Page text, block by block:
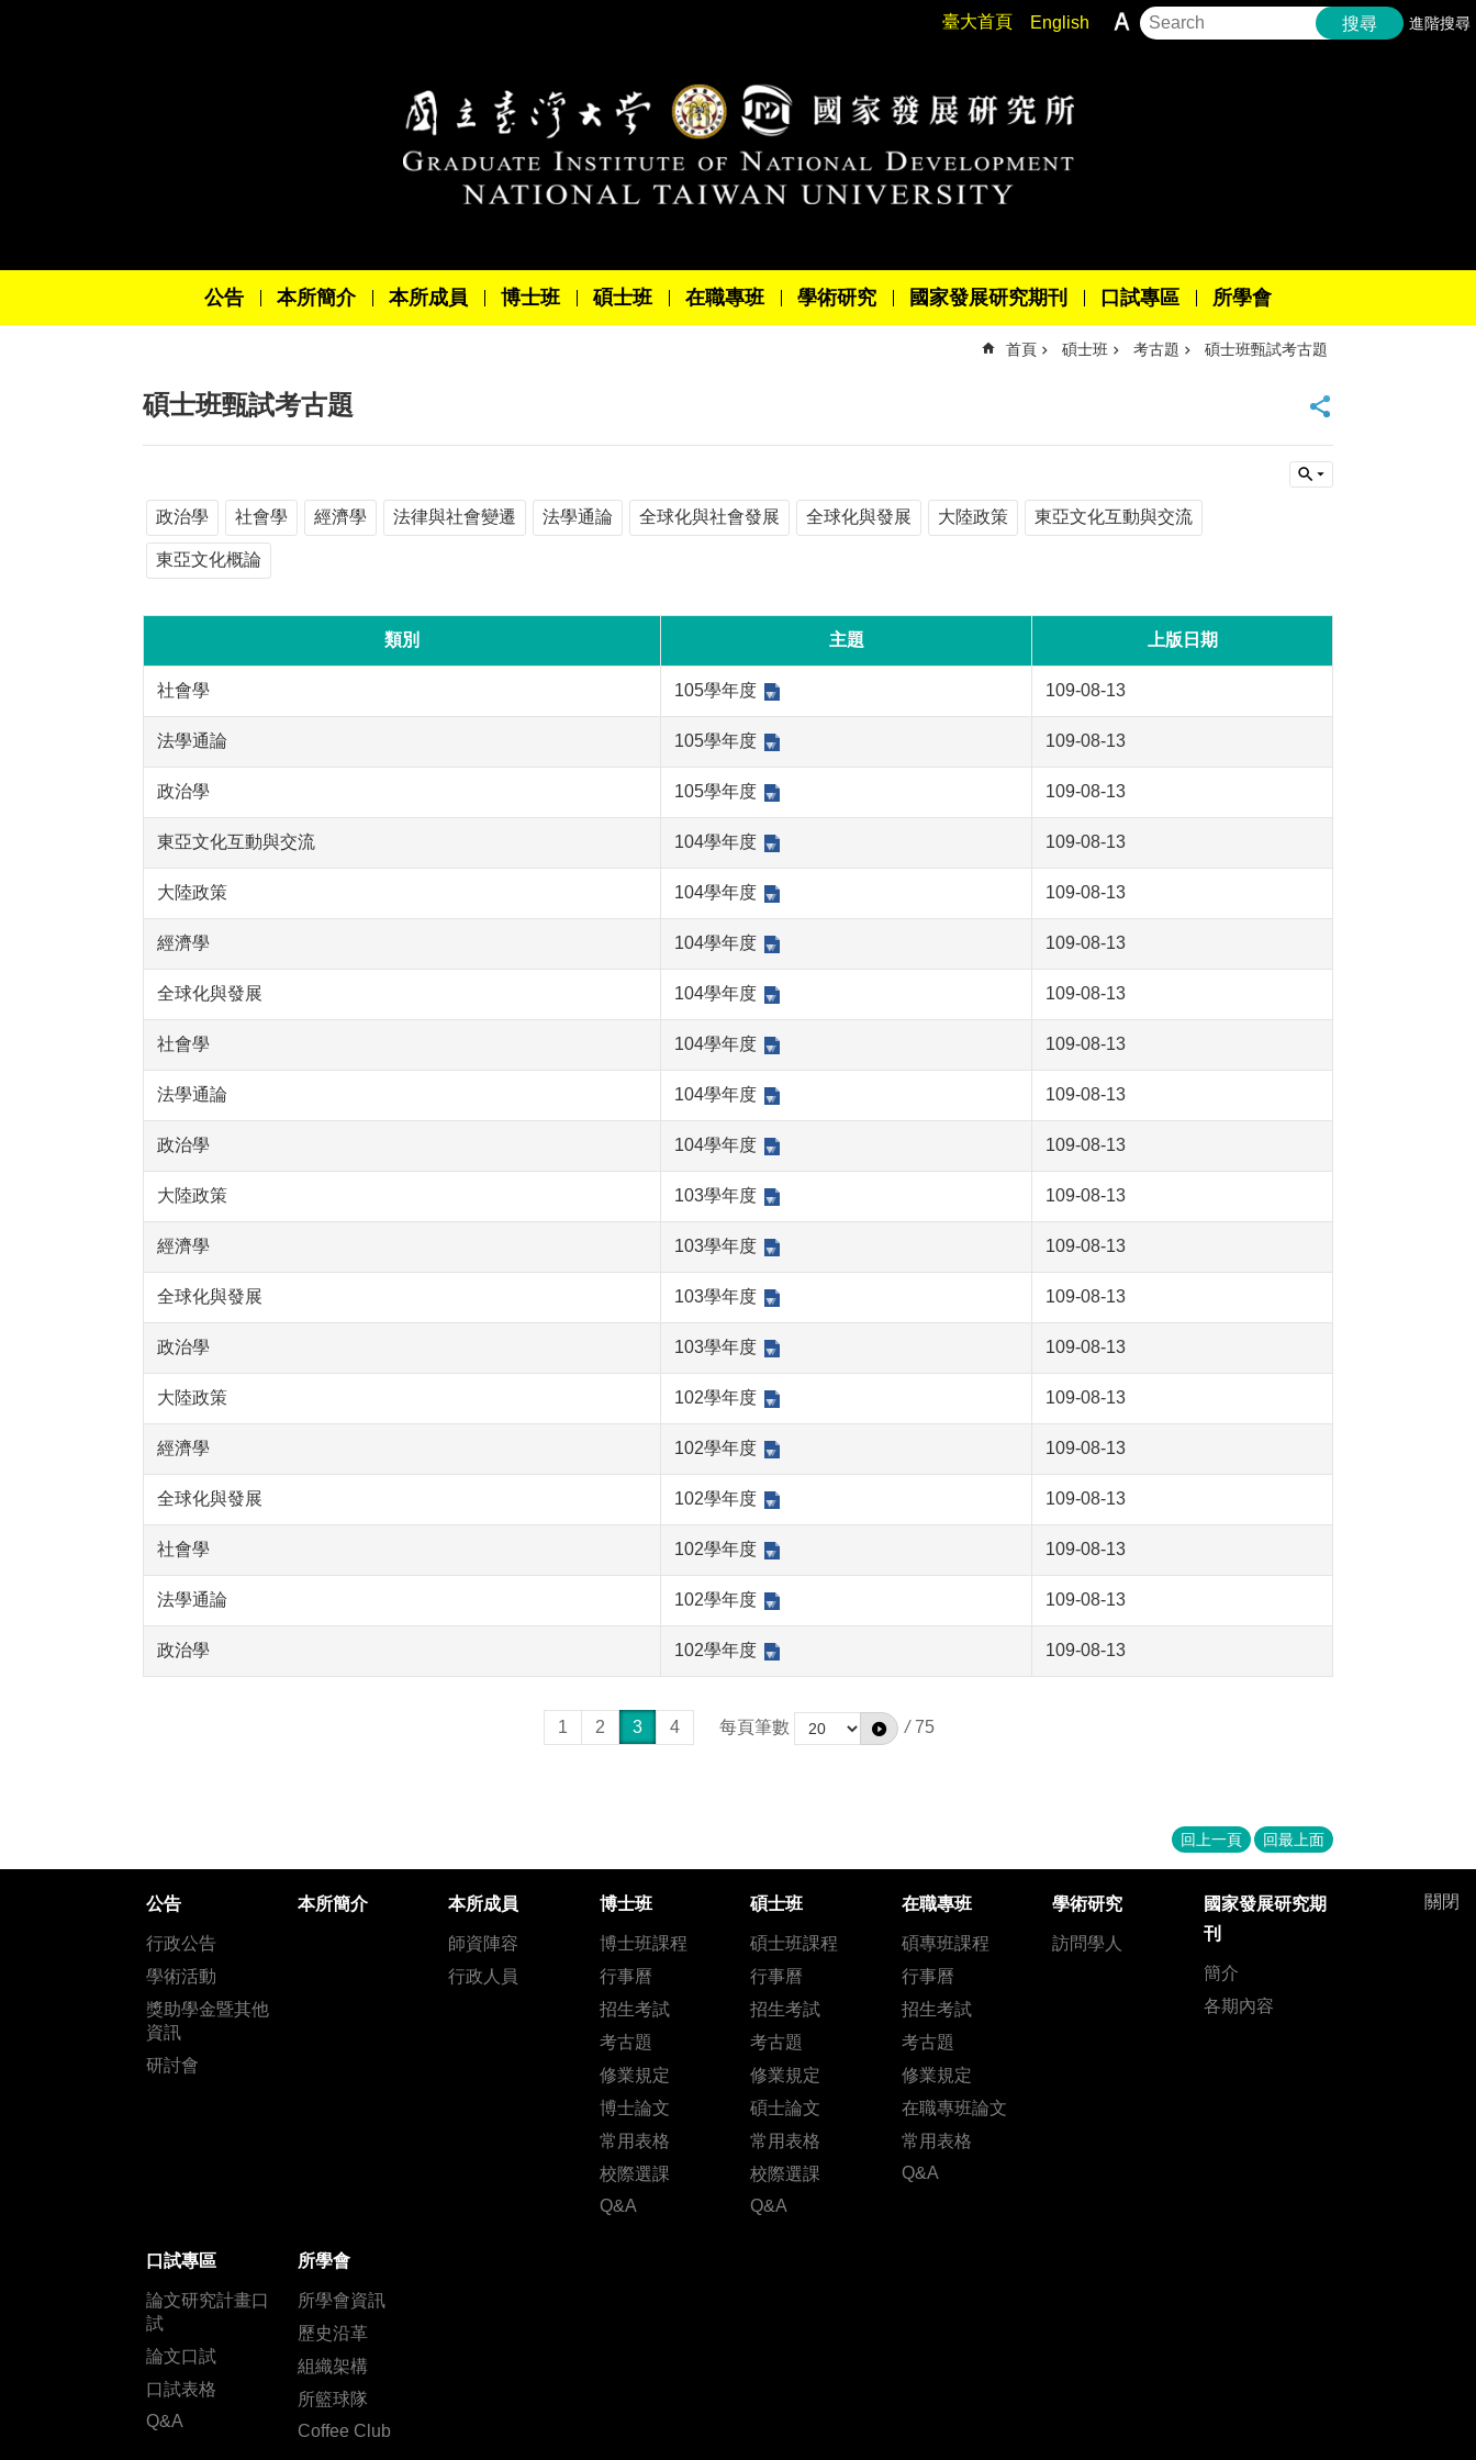
臺大首頁 English 搜尋 進階搜尋
公告 本所簡介 本所成員 博士班 碩士班 在職專班 學術研究 國家發展研究期刊 口試專區 所學會
首頁 碩士班 考古題 碩士班甄試考古題
碩士班甄試考古題
政治學 社會學 經濟學 法律與社會變遷 法學通論 全球化與社會發展 全球化與發展 大陸政策 東亞文化互動與交流
東亞文化概論
類別 主題 上版日期
社會學 105學年度 109-08-13
法學通論 105學年度 109-08-13
政治學 105學年度 109-08-13
東亞文化互動與交流 104學年度 109-08-13
大陸政策 104學年度 109-08-13
經濟學 104學年度 109-08-13
全球化與發展 104學年度 109-08-13
社會學 104學年度 109-08-13
法學通論 104學年度 109-08-13
政治學 104學年度 109-08-13
大陸政策 103學年度 109-08-13
經濟學 103學年度 109-08-13
全球化與發展 103學年度 109-08-13
政治學 103學年度 109-08-13
大陸政策 102學年度 109-08-13
經濟學 102學年度 109-08-13
全球化與發展 102學年度 109-08-13
社會學 102學年度 109-08-13
法學通論 102學年度 109-08-13
政治學 102學年度 109-08-13
1 2 3 4 每頁筆數 / 75
回上一頁 回最上面
關閉
公告
行政公告
學術活動
獎助學金暨其他
資訊
研討會
本所簡介 本所成員
師資陣容
行政人員
博士班
博士班課程
行事曆
招生考試
考古題
修業規定
博士論文
常用表格
校際選課
Q&A
碩士班
碩士班課程
行事曆
招生考試
考古題
修業規定
碩士論文
常用表格
校際選課
Q&A
在職專班
碩專班課程
行事曆
招生考試
考古題
修業規定
在職專班論文
常用表格
Q&A
學術研究
訪問學人
國家發展研究期
刊
簡介
各期內容
口試專區
論文研究計畫口
試
論文口試
口試表格
Q&A
所學會
所學會資訊
歷史沿革
組織架構
所籃球隊
Coffee Club